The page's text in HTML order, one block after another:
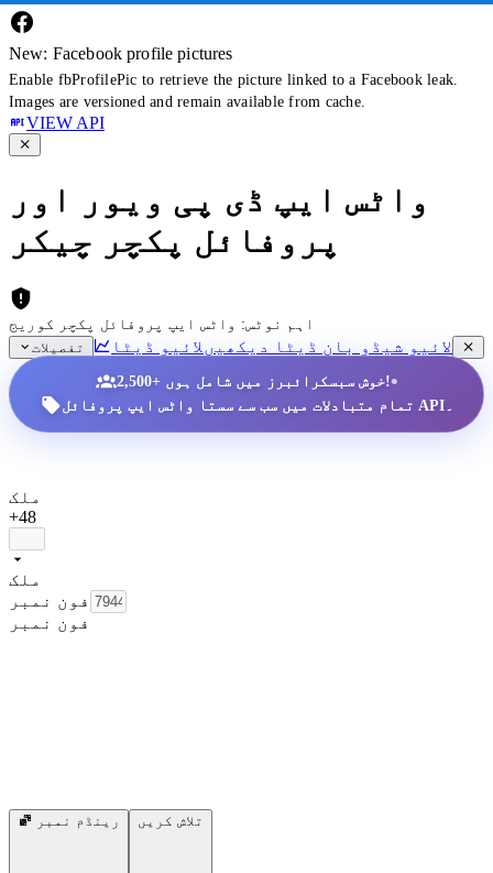
New: Facebook profile pictures
Enable fbProfilePic to retrieve the picture linked to a Facebook leak.
Images are versioned and remain available from cache.
VIEW API
واٹس ایپ ڈی پی ویور اور
پروفائل پکچر چیکر
اہم نوٹس: واٹس ایپ پروفائل پکچر کوریج
تفصیلات
لائیو شیڈو بان ڈیٹا دیکھیں لائیو ڈیٹا
2,500+ خوش سبسکرائبرز میں شامل ہوں!•
تمام متبادلات میں سب سے سستا واٹس ایپ پروفائل API۔
ملک
+48
ملک
فون نمبر
فون نمبر
رینڈم نمبر تلاش کریں